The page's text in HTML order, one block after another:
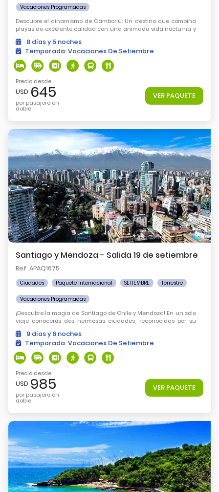
Vacaciones Programadas
Descubre el dinamismo de Camboriú: Un destino que combina
playas de excelente calidad con una animada vida nocturna y
atractivos únicos como miradores y paseos panorámicos.
8 díasy 5 noches
Temporada:Vacaciones De Setiembre
Precio desde
USD 645
por pasajero en
doble
VER PAQUETE
Santiago y Mendoza - Salida 19 de setiembre
Ref. APAQ1675
Ciudades Paquete Internacional SETIEMBRE Terrestre
Vacaciones Programadas
¡Descubre la magia de Santiago de Chile y Mendoza! En un solo
viaje conocerás dos hermosas ciudades, reconocidas por su
excelente gastronomía ¿Vamos?
9 díasy 6 noches
Temporada:Vacaciones De Setiembre
Precio desde
USD 985
por pasajero en
doble
VER PAQUETE